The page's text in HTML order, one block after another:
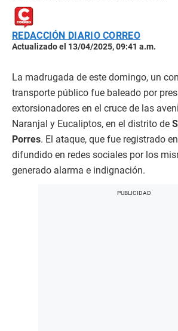
REDACCIÓN DIARIO CORREO
Actualizado el 13/04/2025, 09:41 a.m.
La madrugada de este domingo, un
transporte público fue baleado por
extorsionadores en el cruce de las
Naranjal y Eucaliptos, en el distrito de
Porres. El ataque, que fue registrado
difundido en redes sociales por los
generado alarma e indignación.